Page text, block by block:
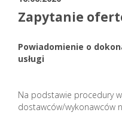
Zapytanie
Powiadomienie o
usługi
Na podstawie procedury
dostawców/wykonawców